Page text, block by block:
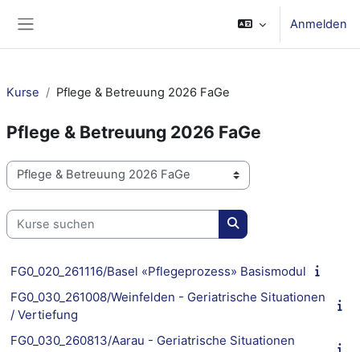
Anmelden
Kurse Pflege & Betreuung 2026 FaGe
Pflege & Betreuung 2026 FaGe
Kursbereiche
Kurse suchen
Kurse suchen
FG0_020_261116/Basel «Pflegeprozess» Basismodul
FG0_030_261008/Weinfelden - Geriatrische Situationen
/ Vertiefung
FG0_030_260813/Aarau - Geriatrische Situationen